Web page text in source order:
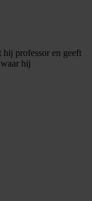
professor en geeft
hij